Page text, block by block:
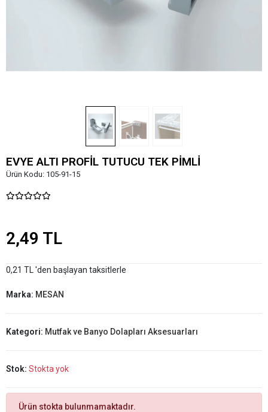
EVYE ALTI PROFİL TUTUCU TEK PİMLİ
Ürün Kodu: 105-91-15
2,49 TL
0,21 TL 'den başlayan taksitlerle
Marka: MESAN
Kategori: Mutfak ve Banyo Dolapları Aksesuarları
Stok: Stokta yok
Ürün stokta bulunmamaktadır.